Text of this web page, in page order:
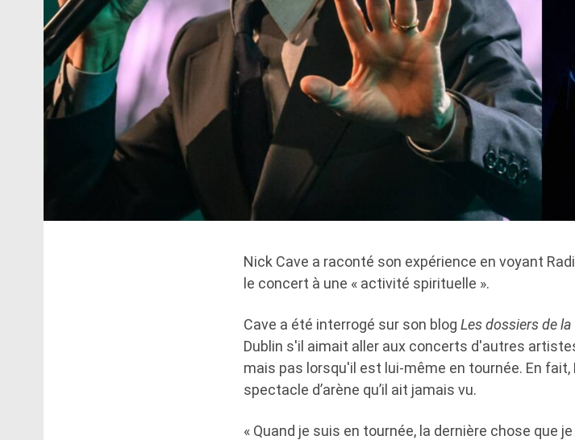
Nick Cave a raconté son expérience en voyant
le concert à une « activité spirituelle ».
Cave a été interrogé sur son blog Les dossiers de
Dublin s'il aimait aller aux concerts d'autres
mais pas lorsqu'il est lui-même en tournée. En
spectacle d’arène qu’il ait jamais vu.
« Quand je suis en tournée, la dernière chose que